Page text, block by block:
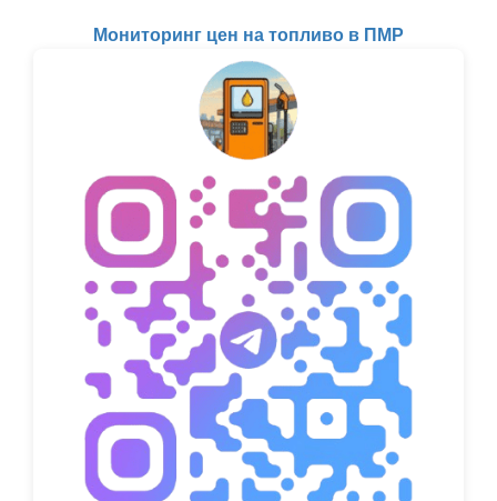
Мониторинг цен на топливо в ПМР